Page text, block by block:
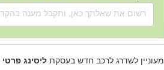
מעוניין לשדרג לרכב חדש בעסקתליסינג פרטי